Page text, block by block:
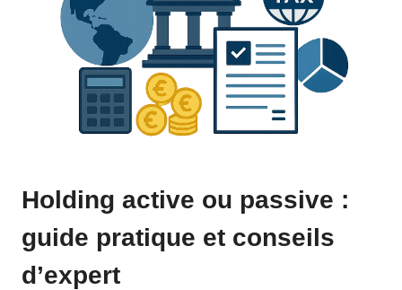
Holding active ou passive :
guide pratique et conseils
d’expert